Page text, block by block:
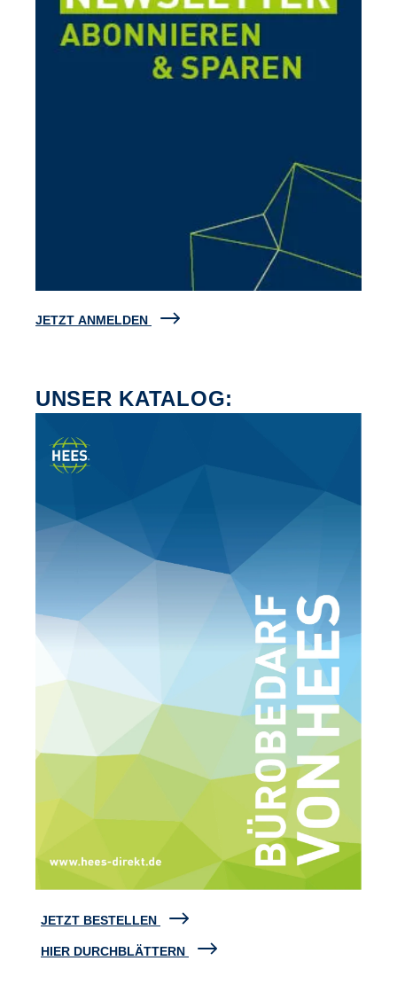
JETZT ANMELDEN
UNSER KATALOG:
JETZT BESTELLEN
HIER DURCHBLÄTTERN